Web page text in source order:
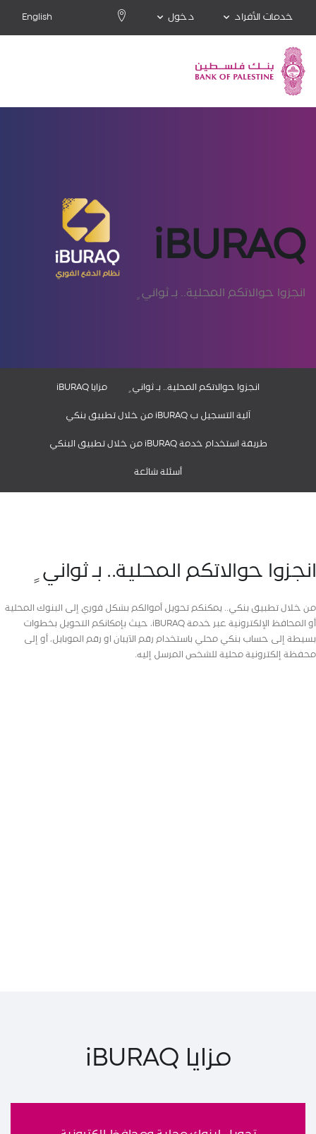
خدمات الأفراد دخول English
iBURAQ
انجزوا حوالاتكم المحلية.. بـ ثواني ٍ
انجزوا حوالاتكم المحلية.. بـ ثواني ٍ مزايا iBURAQ
آلية التسجيل ب iBURAQ من خلال تطبيق بنكي
طريقة استخدام خدمة iBURAQ من خلال تطبيق البنكي
أسئلة شائعة
انجزوا حوالاتكم المحلية.. بـ ثواني ٍ
من خلال تطبيق بنكي.. يمكنكم تحويل أموالكم بشكل فوري إلى البنوك المحلية
أو المحافظ الإلكترونية عبر خدمة iBURAQ، حيث بإمكانكم التحويل بخطوات
بسيطة إلى حساب بنكي محلي باستخدام رقم الآيبان او رقم الموبايل، أو إلى
محفظة إلكترونية محلية للشخص المرسل إليه.
مزايا iBURAQ